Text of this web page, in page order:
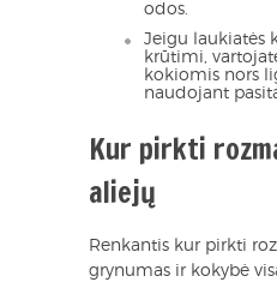
odos.
Jeigu laukiatės
krūtimi,
kokiomis nors
naudojant
Kur pirkti
aliejų
Renkantis kur pirkti
grynumas ir kokybė